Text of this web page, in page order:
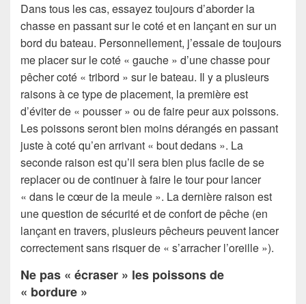
Dans tous les cas, essayez toujours d’aborder la
chasse en passant sur le coté et en lançant en sur un
bord du bateau. Personnellement, j’essaie de toujours
me placer sur le coté « gauche » d’une chasse pour
pêcher coté « tribord » sur le bateau. Il y a plusieurs
raisons à ce type de placement, la première est
d’éviter de « pousser » ou de faire peur aux poissons.
Les poissons seront bien moins dérangés en passant
juste à coté qu’en arrivant « bout dedans ». La
seconde raison est qu’il sera bien plus facile de se
replacer ou de continuer à faire le tour pour lancer
« dans le cœur de la meule ». La dernière raison est
une question de sécurité et de confort de pêche (en
lançant en travers, plusieurs pêcheurs peuvent lancer
correctement sans risquer de « s’arracher l’oreille »).
Ne pas « écraser » les poissons de
« bordure »